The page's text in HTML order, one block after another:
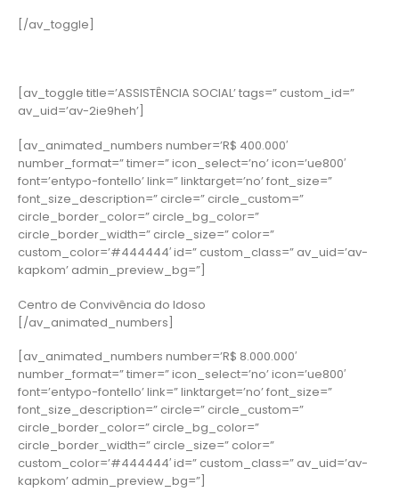
[/av_toggle]
[av_toggle title=’ASSISTÊNCIA SOCIAL’ tags=” custom_id=”
av_uid=’av-2ie9heh’]
[av_animated_numbers number=’R$ 400.000′
number_format=” timer=” icon_select=’no’ icon=’ue800′
font=’entypo-fontello’ link=” linktarget=’no’ font_size=”
font_size_description=” circle=” circle_custom=”
circle_border_color=” circle_bg_color=”
circle_border_width=” circle_size=” color=”
custom_color=’#444444′ id=” custom_class=” av_uid=’av-
kapkom’ admin_preview_bg=”]
Centro de Convivência do Idoso
[/av_animated_numbers]
[av_animated_numbers number=’R$ 8.000.000′
number_format=” timer=” icon_select=’no’ icon=’ue800′
font=’entypo-fontello’ link=” linktarget=’no’ font_size=”
font_size_description=” circle=” circle_custom=”
circle_border_color=” circle_bg_color=”
circle_border_width=” circle_size=” color=”
custom_color=’#444444′ id=” custom_class=” av_uid=’av-
kapkom’ admin_preview_bg=”]